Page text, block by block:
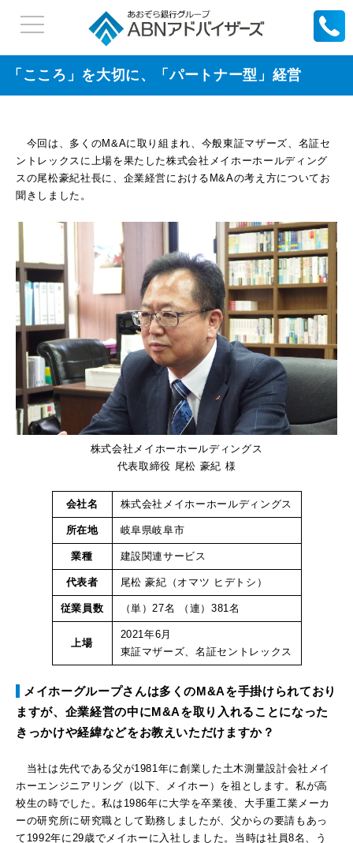
「こころ」を大切に、「パートナー型」経営
今回は、多くのM&Aに取り組まれ、今般東証マザーズ、名証セ
ントレックスに上場を果たした株式会社メイホーホールディング
スの尾松豪紀社長に、企業経営におけるM&Aの考え方についてお
聞きしました。
株式会社メイホーホールディングス
代表取締役 尾松 豪紀 様
会社名 株式会社メイホーホールディングス
所在地 岐阜県岐阜市
業種 建設関連サービス
代表者 尾松 豪紀（オマツ ヒデトシ）
従業員数 （単）27名 （連）381名
上場
2021年6月
東証マザーズ、名証セントレックス
メイホーグループさんは多くのM&Aを手掛けられており
ますが、企業経営の中にM&Aを取り入れることになった
きっかけや経緯などをお教えいただけますか？
当社は先代である父が1981年に創業した土木測量設計会社メイ
ホーエンジニアリング（以下、メイホー）を祖とします。私が高
校生の時でした。私は1986年に大学を卒業後、大手重工業メーカ
ーの研究所に研究職として勤務しましたが、父からの要請もあっ
て1992年に29歳でメイホーに入社しました。当時は社員8名、う